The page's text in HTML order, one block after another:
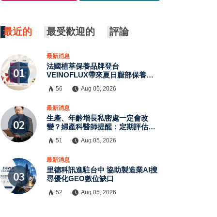
最近的 最受歡迎的 評論
最新消息
法國植萃保養品牌登台
VEINOFLUX帶來夏日腿部保養新
56 Aug 05, 2026
最新消息
生產、年齡增長私密處一定會改
變？婦產科醫師提醒：定期評估有
51 Aug 05, 2026
最新消息
里德科訊進駐台中 協助製造業AI搜
尋優化GEO數位缺口
52 Aug 05, 2026
×